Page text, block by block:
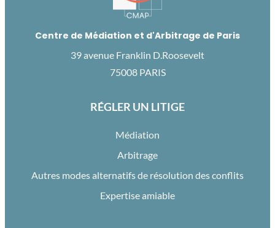
Centre de Médiation et d'Arbitrage de Paris
39 avenue Franklin D.Roosevelt
75008 PARIS
RÉGLER UN LITIGE
Médiation
Arbitrage
Autres modes alternatifs de résolution des conflits
Expertise amiable